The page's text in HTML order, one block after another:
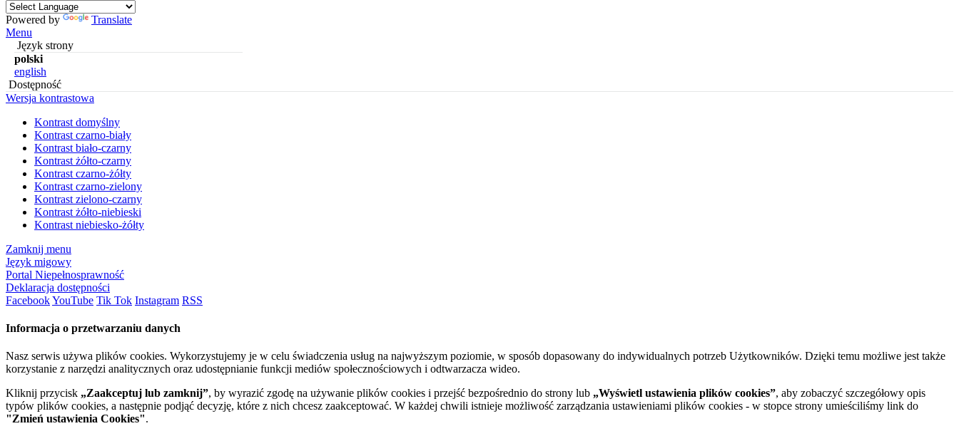
Powered by
Translate
Menu
Język strony
polski
english
Dostępność
Wersja kontrastowa
Kontrast domyślny
Kontrast czarno-biały
Kontrast biało-czarny
Kontrast żółto-czarny
Kontrast czarno-żółty
Kontrast czarno-zielony
Kontrast zielono-czarny
Kontrast żółto-niebieski
Kontrast niebiesko-żółty
Zamknij menu
Język migowy
Portal Niepełnosprawność
Deklaracja dostępności
FacebookYouTube Tik Tok Instagram RSS
Informacja o przetwarzaniu danych
Nasz serwis używa plików cookies. Wykorzystujemy je w celu świadczenia usług na najwyższym poziomie, w sposób dopasowany do indywidualnych potrzeb Użytkowników. Dzięki temu możliwe jest także
korzystanie z narzędzi analitycznych oraz udostępnianie funkcji mediów społecznościowych i odtwarzacza wideo.
Kliknij przycisk „Zaakceptuj lub zamknij”, by wyrazić zgodę na używanie plików cookies i przejść bezpośrednio do strony lub „Wyświetl ustawienia plików cookies”, aby zobaczyć szczegółowy opis
typów plików cookies, a następnie podjąć decyzję, które z nich chcesz zaakceptować. W każdej chwili istnieje możliwość zarządzania ustawieniami plików cookies - w stopce strony umieściliśmy link do
"Zmień ustawienia Cookies".